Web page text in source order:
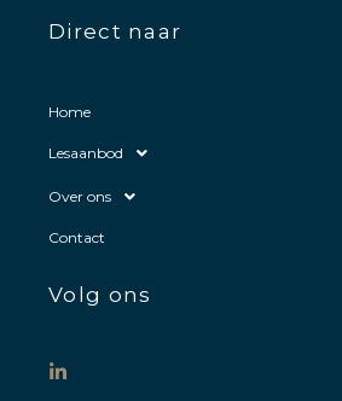
Direct naar
Home
Lesaanbod
Over ons
Contact
Volg ons
L